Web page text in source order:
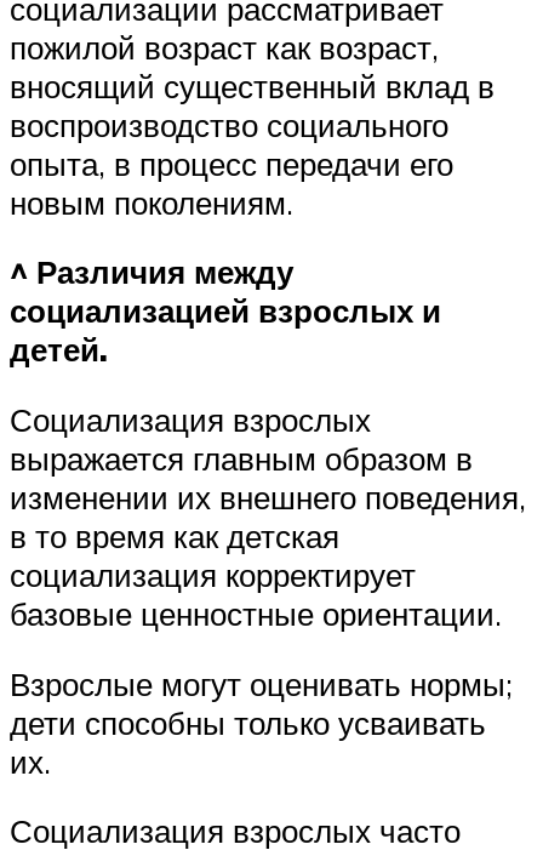
социализации рассматривает
пожилой возраст как возраст,
вносящий существенный вклад в
воспроизводство социального
опыта, в процесс передачи его
новым поколениям.
^ Различия между
социализацией взрослых и
детей.
Социализация взрослых
выражается главным образом в
изменении их внешнего поведения,
в то время как детская
социализация корректирует
базовые ценностные ориентации.
Взрослые могут оценивать нормы;
дети способны только усваивать
их.
Социализация взрослых часто